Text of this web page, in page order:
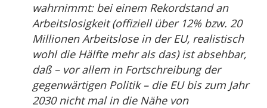
wahrnimmt: bei einem Rekordstand an
Arbeitslosigkeit (offiziell über 12% bzw. 20
Millionen Arbeitslose in der EU, realistisch
wohl die Hälfte mehr als das) ist absehbar,
daß – vor allem in Fortschreibung der
gegenwärtigen Politik – die EU bis zum Jahr
2030 nicht mal in die Nähe von